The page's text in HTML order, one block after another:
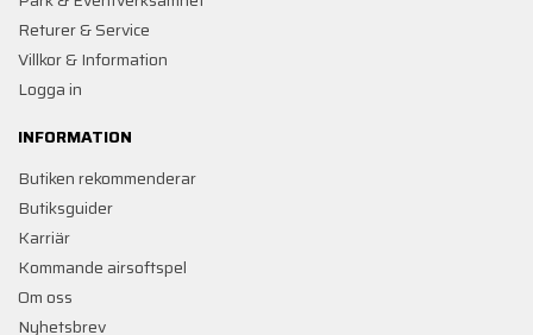
Returer & Service
Villkor & Information
Logga in
INFORMATION
Butiken rekommenderar
Butiksguider
Karriär
Kommande airsoftspel
Om oss
Nyhetsbrev